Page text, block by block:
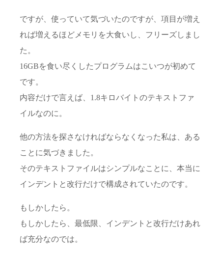
ですが、使っていて気づいたのですが、項目が増え
れば増えるほどメモリを大食いし、フリーズしまし
た。
16GBを食い尽くしたプログラムはこいつが初めて
です。
内容だけで言えば、1.8キロバイトのテキストファ
イルなのに。
他の方法を探さなければならなくなった私は、ある
ことに気づきました。
そのテキストファイルはシンプルなことに、本当に
インデントと改行だけで構成されていたのです。
もしかしたら。
もしかしたら、最低限、インデントと改行だけあれ
ば充分なのでは。